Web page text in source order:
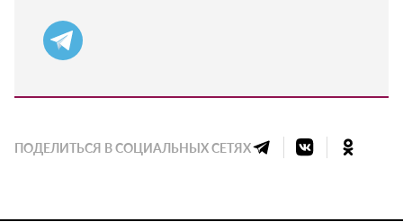
ПОДЕЛИТЬСЯ В СОЦИАЛЬНЫХ СЕТЯХ